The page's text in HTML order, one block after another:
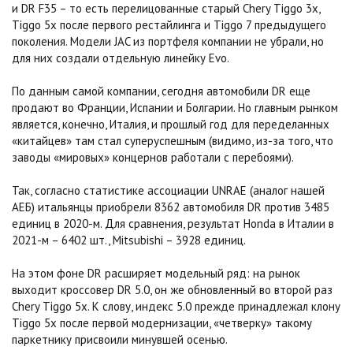
и DR F35 – то есть перелицованные старый Chery Tiggo 3х,
Tiggo 5x после первого рестайлинга и Tiggo 7 предыдущего
поколения. Модели JAC из портфеля компании не убрали, но
для них создали отдельную линейку Evo.
По данным самой компании, сегодня автомобили DR еще
продают во Франции, Испании и Болгарии. Но главным рынком
является, конечно, Италия, и прошлый год для переделанных
«китайцев» там стал суперуспешным (видимо, из-за того, что
заводы «мировых» концернов работали с перебоями).
Так, согласно статистике ассоциации UNRAE (аналог нашей
АЕБ) итальянцы приобрели 8362 автомобиля DR против 3485
единиц в 2020-м. Для сравнения, результат Honda в Италии в
2021-м – 6402 шт., Mitsubishi – 3928 единиц.
На этом фоне DR расширяет модельный ряд: на рынок
выходит кроссовер DR 5.0, он же обновленный во второй раз
Chery Tiggo 5x. К слову, индекс 5.0 прежде принадлежал клону
Tiggo 5x после первой модернизации, «четверку» такому
паркетнику присвоили минувшей осенью.